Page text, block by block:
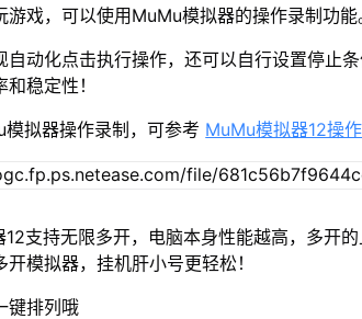
游戏，可以使用MuMu模拟器的操作录制功能
自动化点击执行操作，还可以自行设置停止
稳定性！
拟器操作录制，可参考 MuMu模拟器12操
12支持无限多开，电脑本身性能越高，多开
开模拟器，挂机肝小号更轻松！
键排列哦